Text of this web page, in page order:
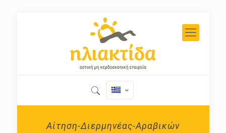
Αίτηση-Διερμηνέας-Αραβικών